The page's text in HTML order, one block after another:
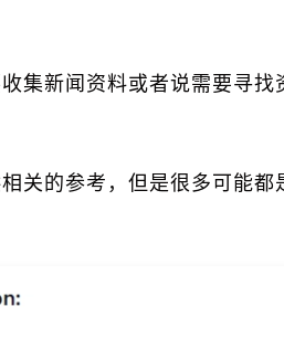
集新闻资料或者说需要寻找
关的参考，但是很多可能都